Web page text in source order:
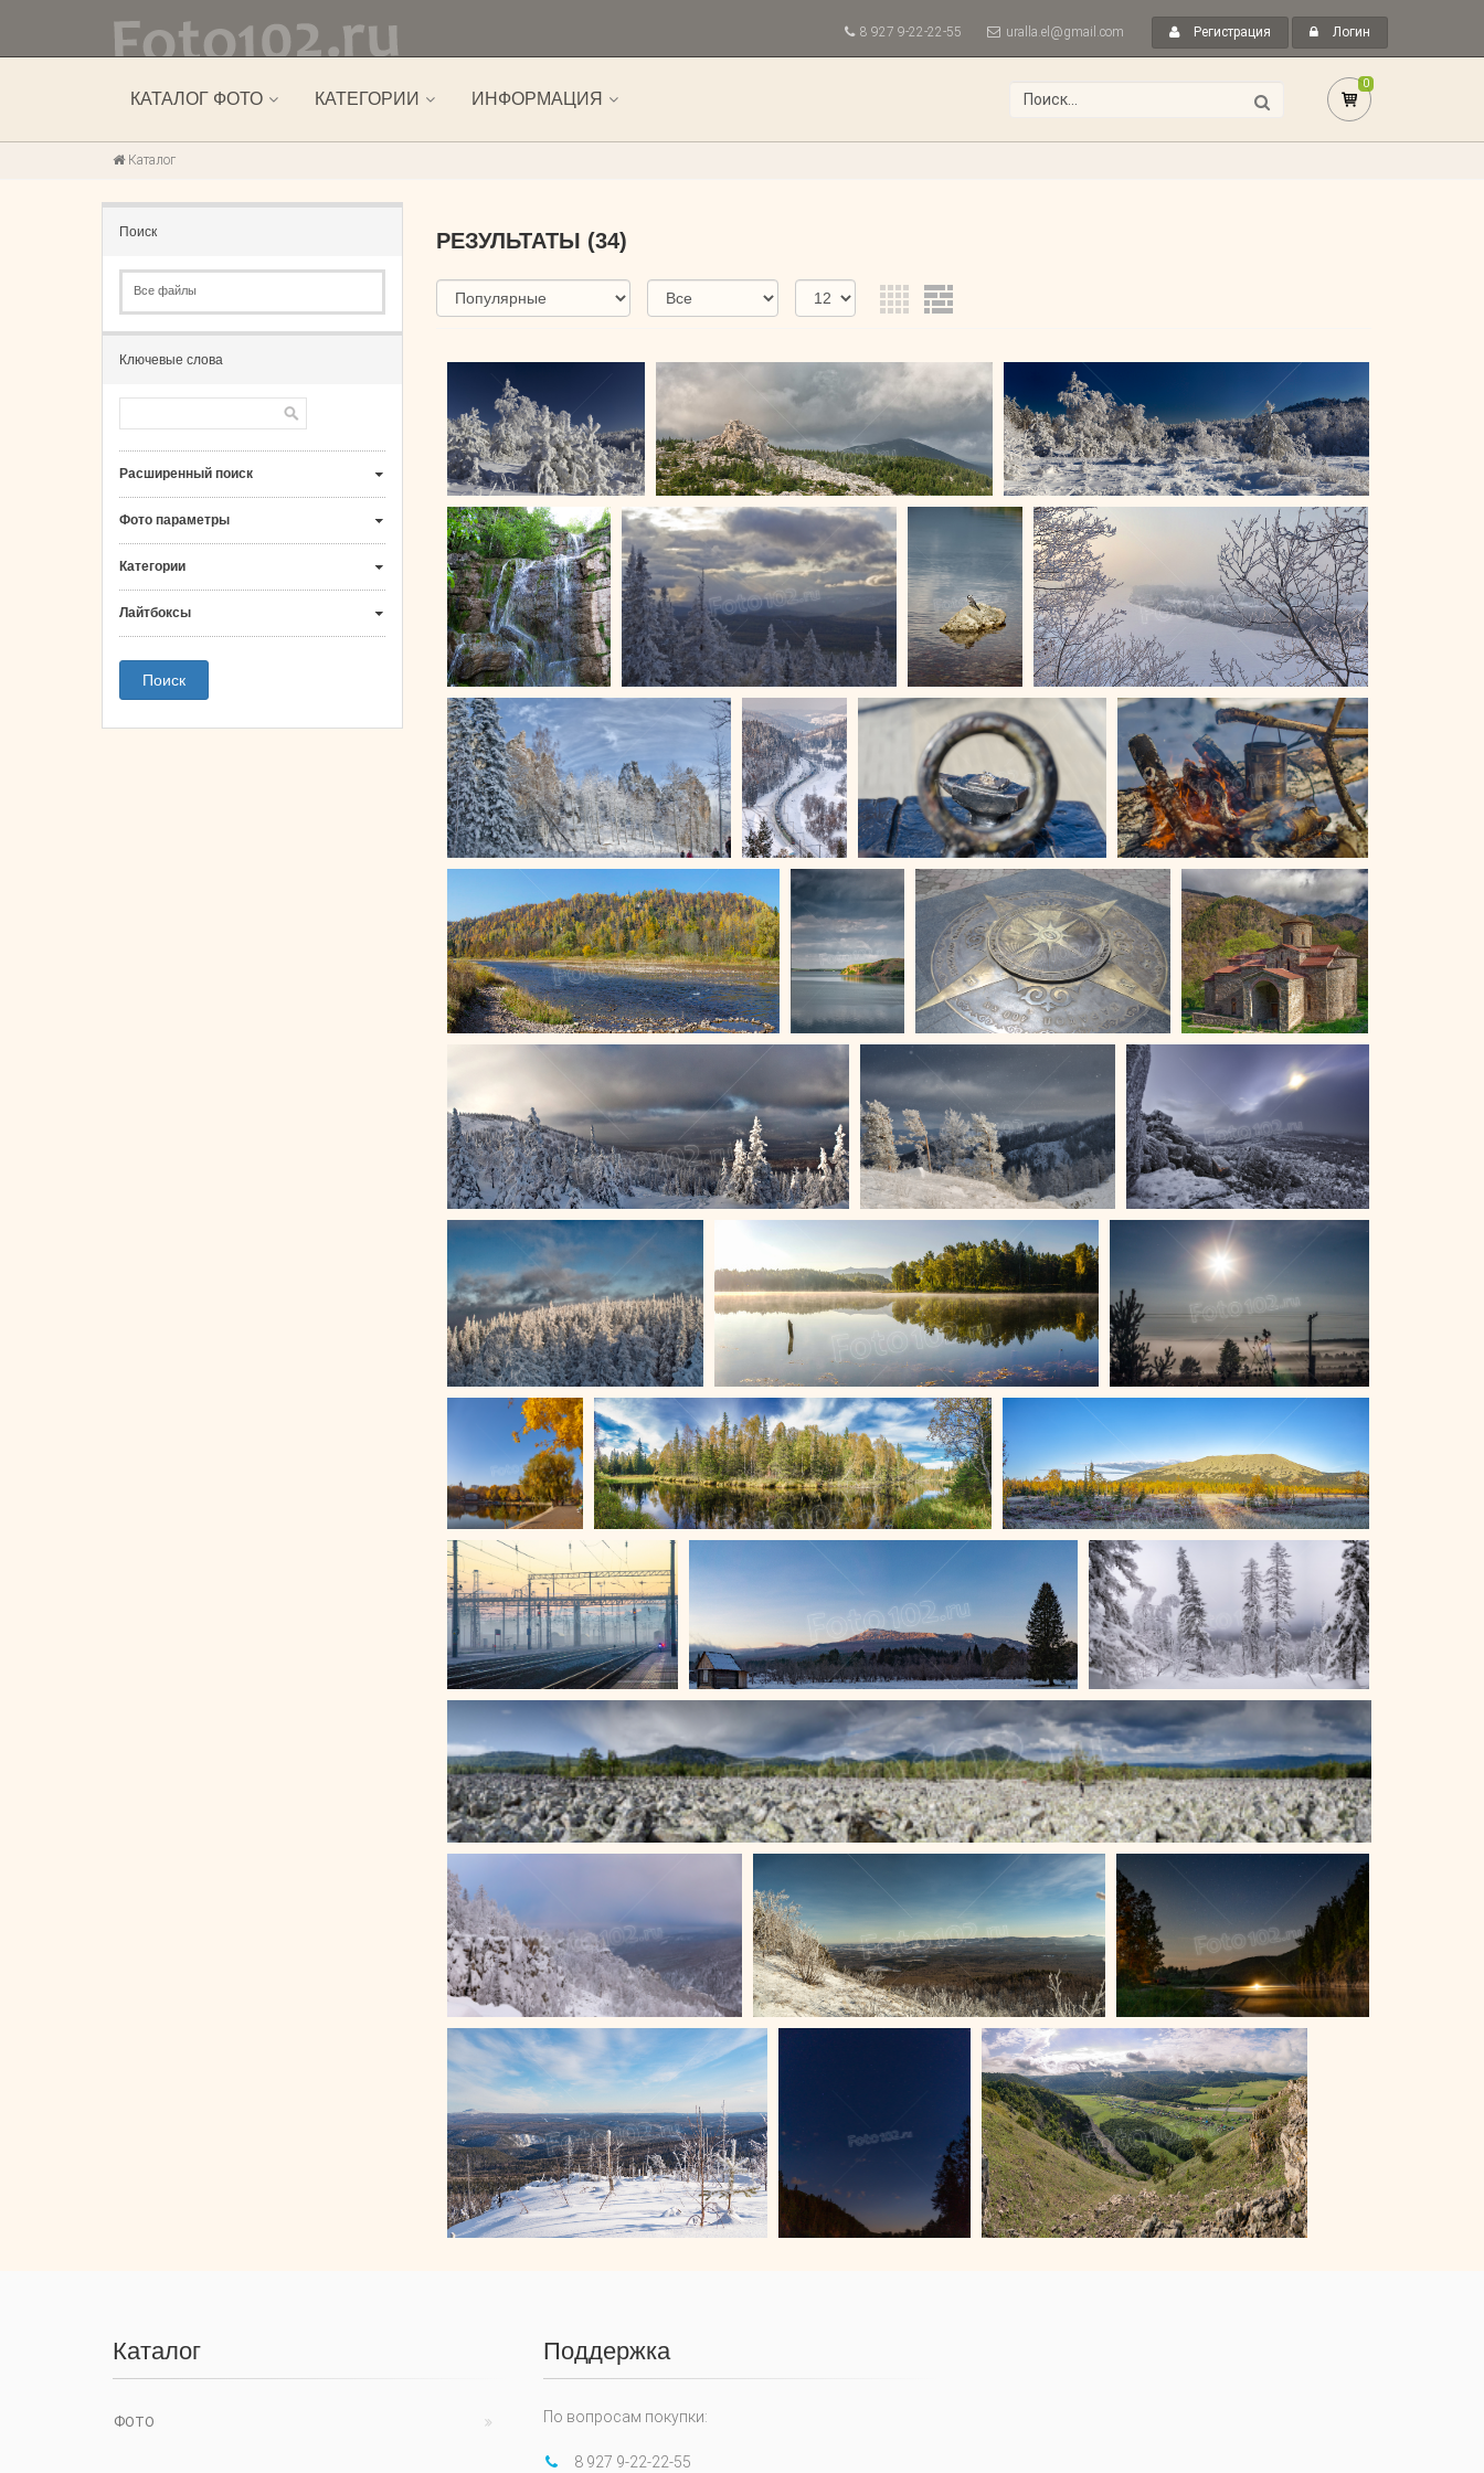
8 927 9-22-22-55 uralla.el@gmail.com Регистрация Логин
КАТАЛОГ ФОТО КАТЕГОРИИ ИНФОРМАЦИЯ
0
Каталог
Поиск
Все файлы
Ключевые слова
Расширенный поиск
Фото параметры
Категории
Лайтбоксы
РЕЗУЛЬТАТЫ (34)
Каталог
ФОТО
Поддержка
По вопросам покупки:
8 927 9-22-22-55